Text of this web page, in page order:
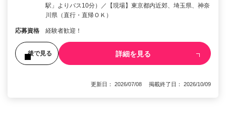
駅」よりバス10分）／【現場】東京都内近郊、埼玉県、神奈
川県（直行・直帰ＯＫ）
応募資格 経験者歓迎！
後で見る 詳細を見る
更新日： 2026/07/08 掲載終了日： 2026/10/09